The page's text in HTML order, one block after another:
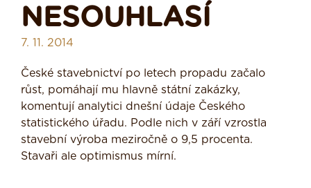
NESOUHLASÍ
7. 11. 2014
České stavebnictví po letech propadu začalo
růst, pomáhají mu hlavně státní zakázky,
komentují analytici dnešní údaje Českého
statistického úřadu. Podle nich v září vzrostla
stavební výroba meziročně o 9,5 procenta.
Stavaři ale optimismus mírní.